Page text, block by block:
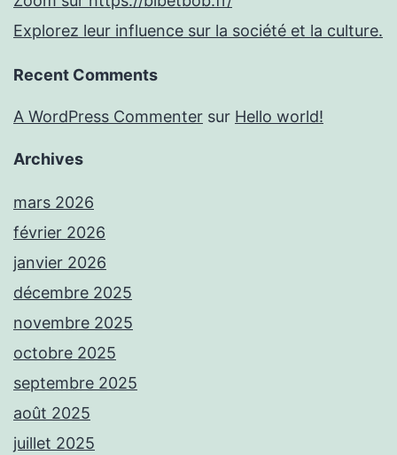
Explorez leur influence sur la société et la culture.
Recent Comments
A WordPress Commenter sur Hello world!
Archives
mars 2026
février 2026
janvier 2026
décembre 2025
novembre 2025
octobre 2025
septembre 2025
août 2025
juillet 2025